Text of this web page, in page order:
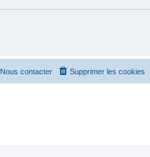
Supprimer les cookies
Nous contacter